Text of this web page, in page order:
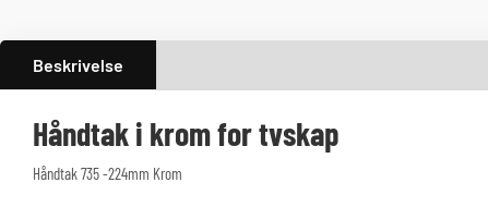
Beskrivelse
Håndtak i krom for tvskap
Håndtak 735 -224mm Krom